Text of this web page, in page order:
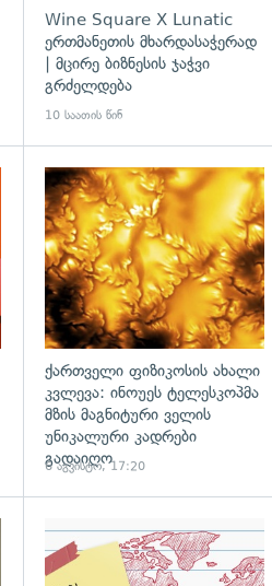
Wine Square X Lunatic
ერთმანეთის მხარდასაჭერად
| მცირე ბიზნესის ჯაჭვი
გრძელდება
10 საათის წინ
ქართველი ფიზიკოსის ახალი
კვლევა: ინოუეს ტელესკოპმა
მზის მაგნიტური ველის
უნიკალური კადრები
გადაიღო
6 აგვისტო, 17:20
გადახედვა